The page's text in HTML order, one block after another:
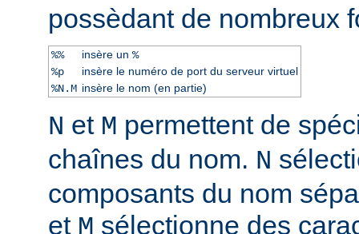
possèdant de nombreux
%% insère un %
%p
insère le numéro de port du serveur virtuel
%N.M insère le nom (en partie)
N et M permettent de
chaînes du nom. N
composants du nom
et M sélectionne des